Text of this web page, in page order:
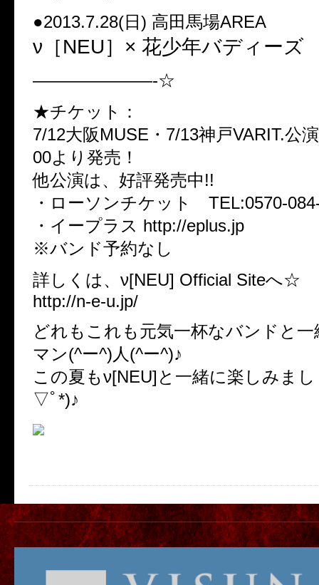
●2013.7.28(日) 高田馬場AREA
ν［NEU］× 花少年バディーズ
———————-☆
★チケット：
7/12大阪MUSE・7/13神戸VARIT.公
00より発売！
他公演は、好評発売中!!
・ローソンチケット TEL:0570-
・イープラス http://eplus.jp
※バンド予約なし
詳しくは、ν[NEU] Official Siteへ☆
http://n-e-u.jp/
どれもこれも元気一杯なバンドと一
マン(^ー^)人(^ー^)♪
この夏もν[NEU]と一緒に楽しみま
▽ﾟ*)♪